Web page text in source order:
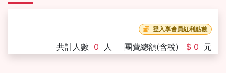
登入享會員紅利點數
共計人數 0 人 團費總額(含稅) $ 0 元